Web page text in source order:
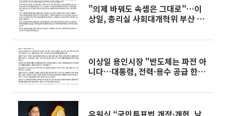
"의제 바꿔도 속셈은 그대로"…이
상일, 총리실 사회대개혁위 부산 토
이상일 용인시장 "반도체는 파전 아
니다…대통령, 전력·용수 공급 한마